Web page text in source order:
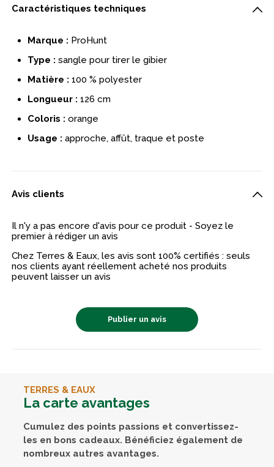
Caractéristiques techniques
Marque : ProHunt
Type : sangle pour tirer le gibier
Matière : 100 % polyester
Longueur : 126 cm
Coloris : orange
Usage : approche, affût, traque et poste
Avis clients
Il n'y a pas encore d'avis pour ce produit - Soyez le
premier à rédiger un avis
Chez Terres & Eaux, les avis sont 100% certifiés : seuls
nos clients ayant réellement acheté nos produits
peuvent laisser un avis
Publier un avis
TERRES & EAUX
La carte avantages
Cumulez des points passions et convertissez-
les en bons cadeaux. Bénéficiez également de
nombreux autres avantages.